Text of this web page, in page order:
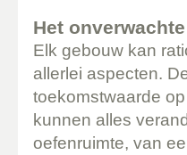
Het onverwachte
Elk gebouw kan
allerlei aspecten.
toekomstwaarde
kunnen alles
oefenruimte, van